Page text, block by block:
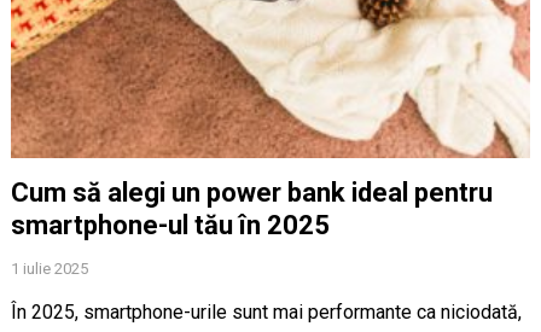
Cum să alegi un power bank ideal pentru
smartphone-ul tău în 2025
1 iulie 2025
În 2025, smartphone-urile sunt mai performante ca niciodată,